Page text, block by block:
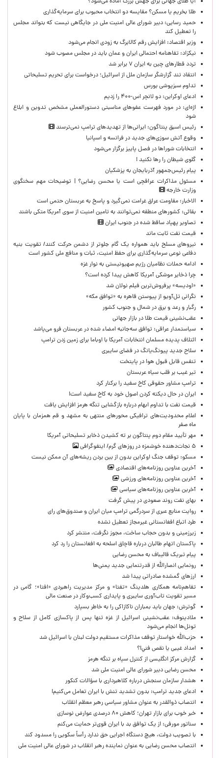
طلا بخریم یا مسکن؟ مقایسه دو انتخاب محبوب برای سرمایه‌گذاری
حمید رسایی: دبیر شورای عالی امنیت ملی در جایگاهی نیست که بتواند مجلس
را تعطیل کند
وزیر اقتصاد: افزایش رقم کالابرگ به زودی انجام می‌شود
نیکزاد: تفاهنامه احتمالی ایران و عمان باید در مجلس مصوب شود
تردد قطارهای چین به ایران ۷ برابر شد
انتقاد تند گزارشگر سازمان ملل از اسرائیل؛ درخواست برای تحریم تسلیحاتی
تداوم سبزپوشی بورس
ادعای اوکراین: دو لانچر اس-۴۰۰ را زدیم
اژه‌ای: در مورد فهرست عفوهای مناسبتی دستورالعملی مشخص تدوین و ابلاغ
شود
رئیس اسبق پنتاگون: ایرانی‌ها از تهدیدهای ترامپ نمی‌ترسند
وقوع آتش سوزی‌های جدید در فرانسه و اسپانیا
انتخابات شوراها در فصل پاییز برگزار می‌شود
گلوی شیطان را رها نکنید !
پیام رئیس‌جمهور آذربایجان به پزشکیان
مسئول مذاکرات عراقچی است یا محسن رضایی؟ | توضیحات مهم سخنگوی
وزارت خارجه
الاخبار: مقاومت عراق غرامت نمی‌گیرد و پاسخ به عربستان حتمی است
بقائی: کشورهای منطقه نمی‌توانند به تامین امنیت از سوی آمریکا متکی باشند
تصاویر پهپاد ساقط شده در جنوب ایران
قیمت نفت ثابت ماند
نیروهای مسلح باید همواره یک گام جلوتر از دشمن حرکت کنند/ تقویت بنیه
دفاعی نوعی سرمایه‌گذاری برای حفظ امنیت، ثبات و منافع ملی کشور است
ادامه حملات نظامیان رژیم صهیونیستی به نوار غزه
چرا ذخایر موشکی آمریکا کاهش پیدا کرده است؟
«اودیسه» پرفروش‌ترین فیلم نولان شد
نگرانی تل‌آویو از پیوستن قاهره به «توافق مکه»
رگبار و رعد و برق در شمال و جنوب کشور
عقب‌نشینی قیمت طلا در بازار جهانی
سیاستمدار عراقی: توافق سه‌جانبه امضاء شده در عربستان فرو می‌پاشد
ائتلاف پدیده مسلمان انتخابات آمریکا با اوباما برای زمین زدن ترامپ
سلاح جدید پیونگ‌یانگ در فضای سایبری
تنفس قابل قبول هوا در پایتخت
تیر غیب بر قلب سیاه عربستان
ترامپ مشاور حقوقی کاخ سفید را برکنار کرد
ایران در حال دیکته کردن اصول خود به کاخ سفید است!
قیمت نفت با تداوم ابهام درباره بازگشایی تنگه هرمز افزایش یافت
اعلام محدودیت‌های ترافیکی محورهای منتهی به مشهد و قم همزمان با پایان
ماه صفر
مهر تأیید مقام دوم پنتاگون بر ته کشیدن ذخایر تسلیحاتی آمریکا
۵ نجات‌دهنده خوشمزه در روزهای گرم/ اینفوگرافی
مسکو: توقف جنگ اوکراین بدون از بین بردن ریشه‌های آن ممکن نیست
آخرین عناوین روزنامه‌های اقتصادی
آخرین عناوین روزنامه‌های ورزشی
آخرین عناوین روزنامه‌های سیاسی
بهای نفت روند صعودی در پیش گرفت
روایت منابع عبری از سردرگمی ترامپ میان ایران و صندوق‌های رای
طرد اتباع افغانستانی غیرمجاز تعطیل نشده
زیرزمینی و بدون حجاب ساخت، مجوز نگرفت، منتشر کرد
پاکستان اتهام طالبان درباره قاچاق اسلحه به افغانستان را رد کرد
پیام تبریک قالیباف به محسن رضایی
رونمایی انصارالله از قدرتنمایی جدید یمنی‌ها
ارزهای گمشده صادراتی پیدا شد
تفاهم‌نامه همکاری هلدینگ «تفتا» و مرکز مدیریت راهبردی «افتا»؛ گامی در
مسیر تقویت تاب‌آوری سایبری و پایداری کسب‌وکار در صنعت مالی
گوترش: جهان باید بمباران ناکازاکی را به‌ خاطر بسپارد
ملادینوف: عقب‌نشینی اسرائیل از غزه تنها پس از پاکسازی کامل از سلاح و
تونل‌ها انجام می‌شود
حزب‌الله خواستار توقف مذاکرات مستقیم دولت لبنان با اسرائیل شد
امداد غیبی يا نقص فني!؟
گزارش مرکز انگلیسی از کنترل سپاه بر تنگه هرمز
محسن رضایی دبیر شورای عالی امنیت ملی شد
هشدار سازمان سنجش درباره کلاهبرداری با سؤالات کنکور
ادعای جدید ترامپ: بدون تشدید تنش با ایران تعامل می‌کنیم!
انتصاب ذوالقدر به عنوان مشاور سیاسی رهبر معظم انقلاب
خبر خوب برای بازار تهران؛ کاهش ۸۰ درصدی عوارض نوسازی
سناتور مورفی: از یک توافق بد با ایران قوی‌تر حمایت می‌کنم
با تصویب دولت، هیچ دستگاه اجرایی حق ندارد رأساً سکویی را مسدود کند
انتصاب محسن رضایی به عنوان نماینده رهبر انقلاب در شورای عالی امنیت ملی